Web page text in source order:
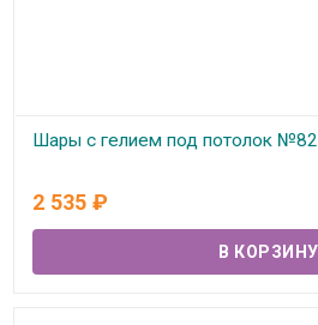
Шары с гелием под потолок №82
2 535 ₽